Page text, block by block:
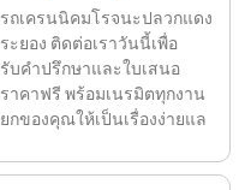
รถเครนนิคมโรจนะปลวกแดง
ระยอง ติดต่อเราวันนี้เพื่อ
รับคำปรึกษาและใบเสนอ
ราคาฟรี พร้อมเนรมิตทุกงาน
ยกของคุณให้เป็นเรื่องง่ายแล